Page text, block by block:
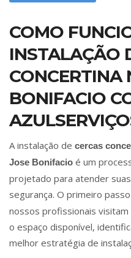
COMO
INSTALAÇÃO
CONCERTINA
BONIFACIO
A instalação de cercas
Jose Bonifacio é um
projetado para atender
segurança. O primeiro
nossos profissionais
o espaço disponível,
melhor estratégia de